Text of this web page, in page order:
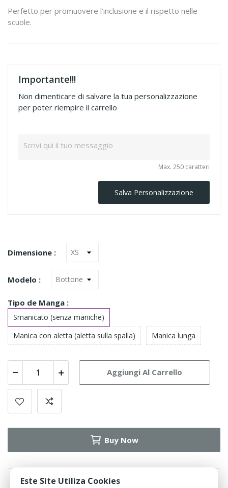
Perfetto per promuovere l’inclusione e il rispetto nelle
scuole.
Importante!!!
Non dimenticare di salvare la tua personalizzazione
per poter riempire il carrello
Max. 250 caratteri
Salva Personalizzazione
Dimensione :
Modelo :
Tipo de Manga :
Smanicato (senza maniche)
Manica con aletta (aletta sulla spalla)
Manica lunga
Aggiungi Al Carrello
Buy Now
Este Site Utiliza Cookies